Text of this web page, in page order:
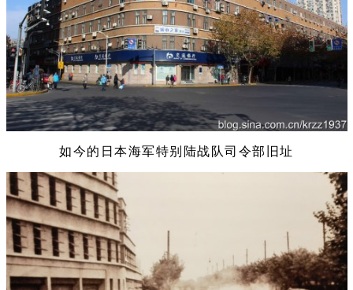
如今的日本海军特别陆战队司令部旧址